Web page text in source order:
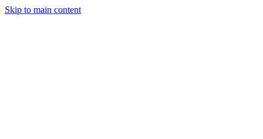
Skip to main content